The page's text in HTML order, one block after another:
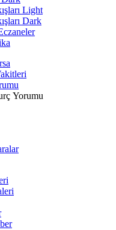
Light
Dark
Yorumu